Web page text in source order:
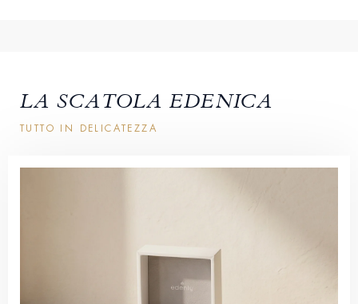
LA SCATOLA EDENICA
TUTTO IN DELICATEZZA